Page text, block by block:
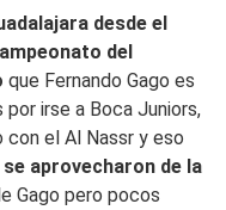
desde el
del
que Fernando Gago es
irse a Boca Juniors,
con el Al Nassr y eso
aprovecharon de la
Gago pero pocos